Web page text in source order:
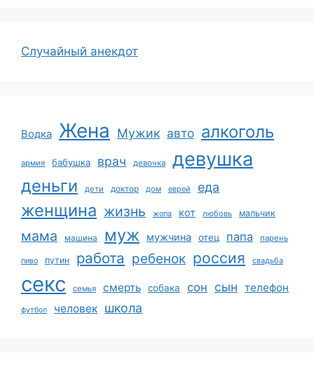
Случайный анекдот
Водка Жена Мужик авто алкоголь
армия бабушка врач девочка девушка
деньги дети доктор дом еврей еда
женщина жизнь жопа кот любовь мальчик
мама машина муж мужчина отец папа парень
пиво путин работа ребенок россия свадьба
секс семья смерть собака сон сын телефон
футбол человек школа